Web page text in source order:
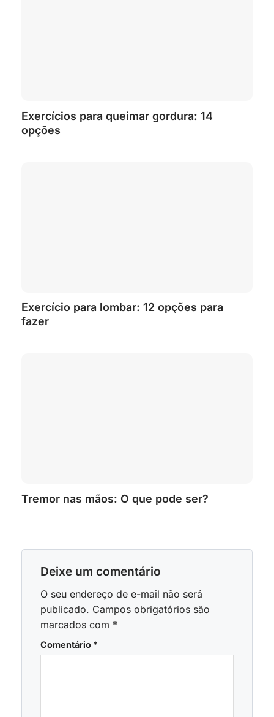
Exercícios para queimar gordura: 14
opções
Exercício para lombar: 12 opções para
fazer
Tremor nas mãos: O que pode ser?
Deixe um comentário
O seu endereço de e-mail não será
publicado. Campos obrigatórios são
marcados com *
Comentário *